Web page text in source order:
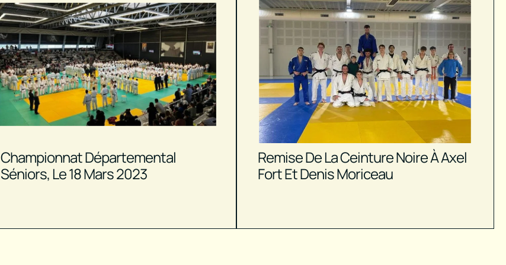
Championnat Départemental
Séniors, Le 18 Mars 2023
Remise De La Ceinture Noire À Axel
Fort Et Denis Moriceau